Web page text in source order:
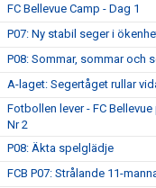
FC Bellevue Camp - Dag 1
P07: Ny stabil seger i
P08: Sommar, sommar och
A-laget: Segertåget rullar
Fotbollen lever - FC
Nr 2
P08: Äkta spelglädje
FCB P07: Strålande 11-